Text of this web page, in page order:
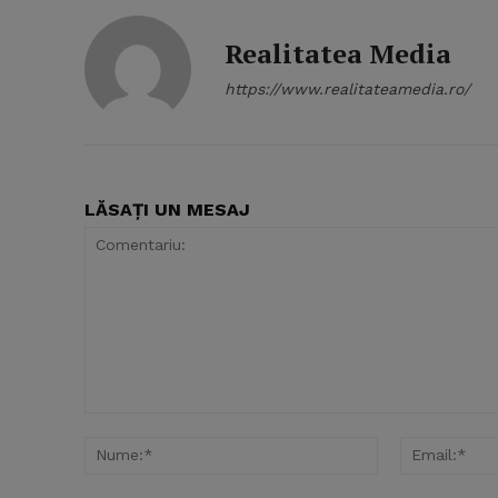
Realitatea Media
https://www.realitateamedia.ro/
LĂSAȚI UN MESAJ
Nume:*